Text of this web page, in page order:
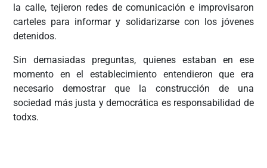
la calle, tejieron redes de comunicación e improvisaron
carteles para informar y solidarizarse con los jóvenes
detenidos.
Sin demasiadas preguntas, quienes estaban en ese
momento en el establecimiento entendieron que era
necesario demostrar que la construcción de una
sociedad más justa y democrática es responsabilidad de
todxs.